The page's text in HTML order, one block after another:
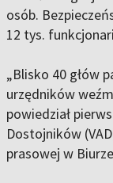
osób.
12 tys.
„Blisko 40 głów
urzędników
powiedział
Dostojników
prasowej w